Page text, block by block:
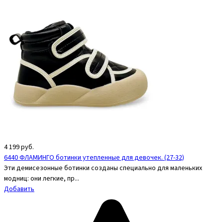
4 199руб.
6440 ФЛАМИНГО ботинки утепленные для девочек. (27-32)
Эти демисезонные ботинки созданы специально для маленьких
модниц: они легкие, пр...
Добавить